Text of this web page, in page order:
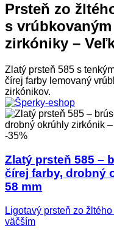
Prsteň zo
s
zirkóniky –
Zlatý prsteň 585 s
čírej farby lemovaný
zirkónikov.
-35%
Zlatý prsteň 585 –
čírej farby, drobný
58 mm
Ligotavý prsteň zo
väčším